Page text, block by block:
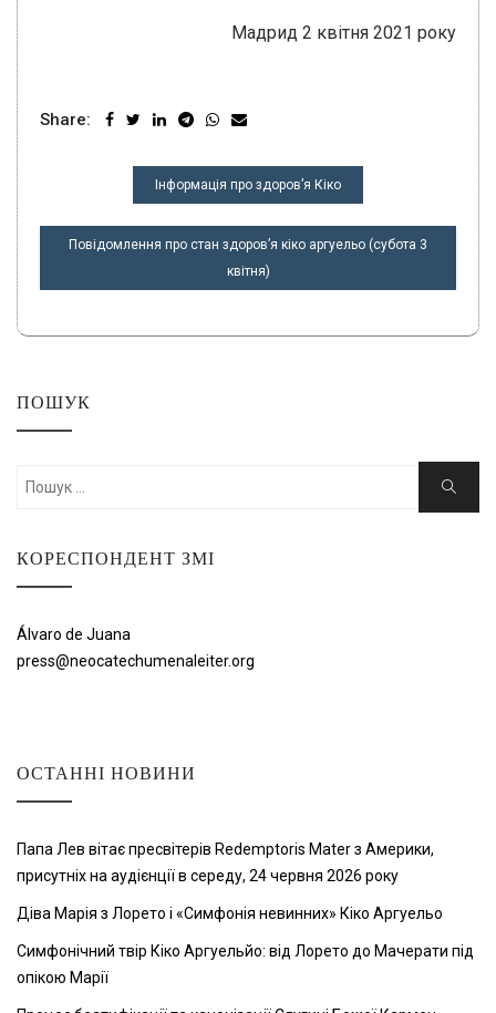
Мадрид 2 квітня 2021 року
Share:
НАВІГАЦІЯ
ЗАПИСІВ
Інформація про здоров’я Кіко
Повідомлення про стан здоров’я кіко аргуельо (субота 3
квітня)
ПОШУК
Шукати:
Пошук
КОРЕСПОНДЕНТ ЗМІ
Álvaro de Juana
press@neocatechumenaleiter.org
ОСТАННІ НОВИНИ
Папа Лев вітає пресвітерів Redemptoris Mater з Америки,
присутніх на аудієнції в середу, 24 червня 2026 року
Діва Марія з Лорето і «Симфонія невинних» Кіко Аргуельо
Симфонічний твір Кіко Аргуельйо: від Лорето до Мачерати під
опікою Марії